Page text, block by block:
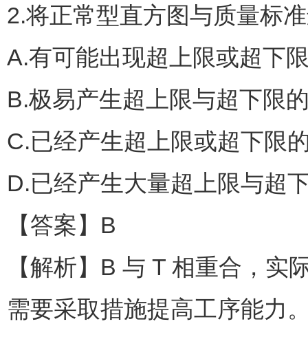
2.将正常型直方图与质量标
A.有可能出现超上限或超下
B.极易产生超上限与超下限
C.已经产生超上限或超下限
D.已经产生大量超上限与超
【答案】B
【解析】B 与 T 相重合，
需要采取措施提高工序能力